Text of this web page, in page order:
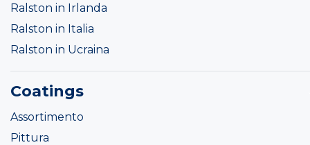
Ralston in Irlanda
Ralston in Italia
Ralston in Ucraina
Coatings
Assortimento
Pittura